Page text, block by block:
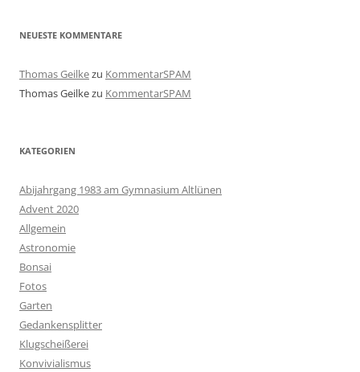
NEUESTE KOMMENTARE
Thomas Geilkezu KommentarSPAM
Thomas Geilkezu KommentarSPAM
KATEGORIEN
Abijahrgang 1983 am Gymnasium Altlünen
Advent 2020
Allgemein
Astronomie
Bonsai
Fotos
Garten
Gedankensplitter
Klugscheißerei
Konvivialismus